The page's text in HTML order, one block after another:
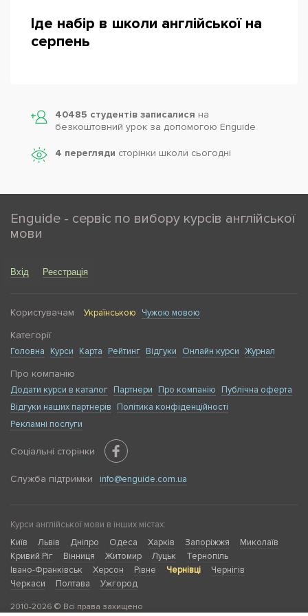
Іде набір в школи англійської на
серпень
40485 студентів записалися на
безкоштовний урок за допомогою Enguide
4 перегляди сторінки школи cьогодні
Enguide - сервіс по вибору курсів англійської
мови
Вхід Реєстрація
Користувачам Українською Чужою мовою
Категорії
Головна Курси Карта Рейтинг Відгуки Онлайн курси Журнал
Про компанію
Додати курси в каталог Партнери Про компанію
Публічна оферта
Відгуки наших партнерів
Політика конфіденційності
Рекламні послуги
Соціальні сторінки
Служба підтримки info@enguide.com.ua
Курси англійської мови в інших містах:
Київ
Львів Дніпро Одеса Харків Запоріжжя
Миколаїв
Кривий Ріг
Вінниця Житомир Луцьк
Тернопіль
Івано-Франківськ
Херсон Рівне Чернівці
Чернігів
Черкаси
Полтава Ужгород
2010-2026 © Всі права захищено